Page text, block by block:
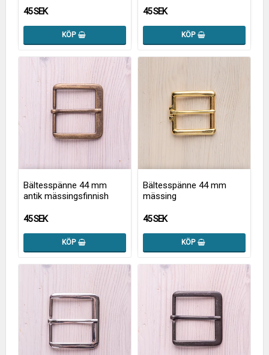
45 SEK
KÖP
45 SEK
KÖP
Bältesspänne 44 mm
antik mässingsfinnish
45 SEK
KÖP
Bältesspänne 44 mm
mässing
45 SEK
KÖP